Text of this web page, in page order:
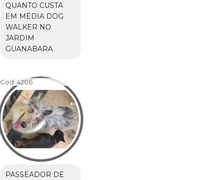
QUANTO CUSTA
EM MÉDIA DOG
WALKER NO
JARDIM
GUANABARA
Cod.:4206
PASSEADOR DE